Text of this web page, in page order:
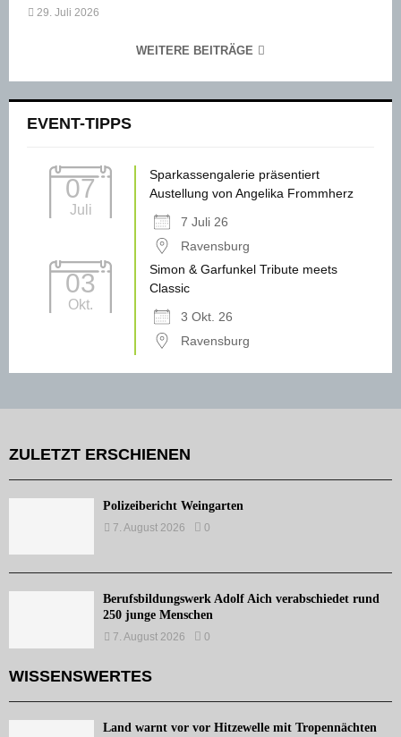
29. Juli 2026
WEITERE BEITRÄGE
EVENT-TIPPS
07
Juli
Sparkassengalerie präsentiert
Austellung von Angelika Frommherz
7 Juli 26
Ravensburg
03
Okt.
Simon & Garfunkel Tribute meets
Classic
3 Okt. 26
Ravensburg
ZULETZT ERSCHIENEN
Polizeibericht Weingarten
7. August 2026 0
Berufsbildungswerk Adolf Aich verabschiedet rund
250 junge Menschen
7. August 2026 0
WISSENSWERTES
Land warnt vor vor Hitzewelle mit Tropennächten